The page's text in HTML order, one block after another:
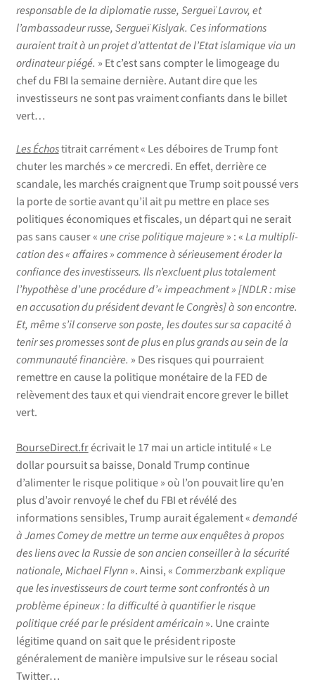
responsable de la diplomatie russe, Sergueï Lavrov, et
l’ambassadeur russe, Sergueï Kislyak. Ces informations
auraient trait à un projet d’attentat de l’Etat islamique via un
ordinateur piégé. » Et c’est sans compter le limogeage du
chef du FBI la semaine dernière. Autant dire que les
investisseurs ne sont pas vraiment confiants dans le billet
vert…
Les Échostitrait carrément « Les déboires de Trump font
chuter les marchés » ce mercredi. En effet, derrière ce
scandale, les marchés craignent que Trump soit poussé vers
la porte de sortie avant qu’il ait pu mettre en place ses
politiques économiques et fiscales, un départ qui ne serait
pas sans causer « une crise politique majeure » : «La multipli­
cation des « affaires » commence à sérieusement éroder la
confiance des investisseurs. Ils n’excluent plus totalement
l’hypothèse d’une procédure d’« impeachment » [NDLR : mise
en accusation du président devant le Congrès] à son encontre.
Et, même s’il conserve son poste, les doutes sur sa capacité à
tenir ses promesses sont de plus en plus grands au sein de la
communauté financière. » Des risques qui pourraient
remettre en cause la politique monétaire de la FED de
relèvement des taux et qui viendrait encore grever le billet
vert.
BourseDirect.frécrivait le 17 mai un article intitulé « Le
dollar poursuit sa baisse, Donald Trump continue
d’alimenter le risque politique » où l’on pouvait lire qu’en
plus d’avoir renvoyé le chef du FBI et révélé des
informations sensibles, Trump aurait également «demandé
à James Comey de mettre un terme aux enquêtes à propos
des liens avec la Russie de son ancien conseiller à la sécurité
nationale, Michael Flynn». Ainsi, « Commerzbank explique
que les investisseurs de court terme sont confrontés à un
problème épineux : la difficulté à quantifier le risque
politique créé par le président américain». Une crainte
légitime quand on sait que le président riposte
généralement de manière impulsive sur le réseau social
Twitter…